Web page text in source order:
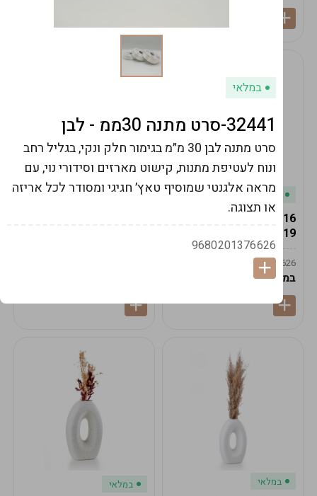
במלאי
19ס"מ -קרם
9009492379626
במארז6
במלאי
במלאי במלאי
במלאי
32441-סרט מתנה 30ממ - לבן
סרט מתנה לבן 30 מ״מ בגימור חלק ונקי, בגליל רחב
ונוח לעטיפת מתנות, קישוט מארזים וסידורי נוי, עם
מראה אלגנטי שמוסיף טאץ׳ חגיגי ומסודר לכל אריזה
או תצוגה.
9680201376626